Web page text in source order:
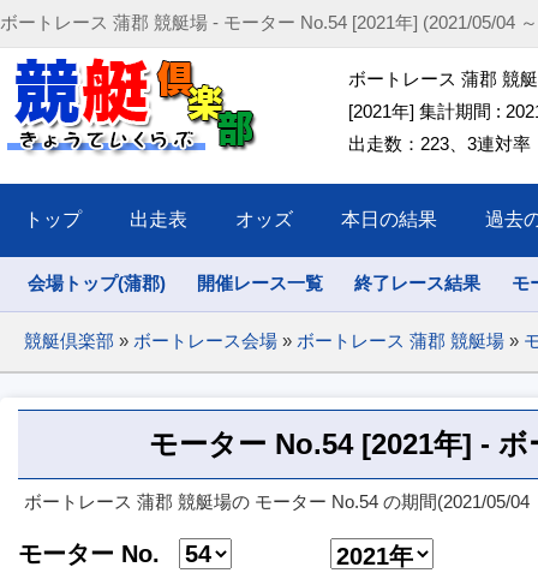
ボートレース 蒲郡 競艇場 - モーター No.54 [2021年] (2021/05/04
ボートレース 蒲郡 競
[2021年] 集計期間 :
出走数：223、3連対率
トップ 出走表 オッズ 本日の結果 過去
会場トップ(蒲郡) 開催レース一覧 終了レース結果 モ
競艇倶楽部 » ボートレース会場 » ボートレース 蒲郡 競艇場 »
モーター No.54 [2021年] -
ボートレース 蒲郡 競艇場の モーター No.54 の期間(2021/05/
モーター No.